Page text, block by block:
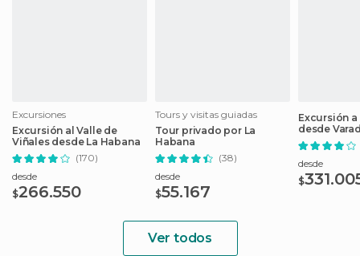
Excursiones
Excursión al Valle de
Viñales desde La Habana
(170)
desde
$266.550
Tours y visitas guiadas
Tour privado por La
Habana
(38)
desde
$55.167
Excursión
desde
desde
$
Ver todos